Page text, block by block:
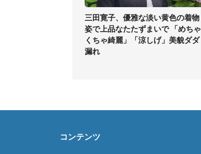
三田寛子、優雅な淡い黄色の着物
姿で上品なたたずまいで 「めちゃ
くちゃ綺麗」「涼しげ」美貌ダダ
漏れ
コンテンツ